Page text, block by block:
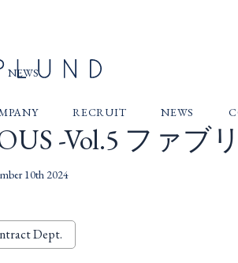
RECRUIT NEWS
NEWS
-Vol.5 ファブ
10th 2024
Dept.